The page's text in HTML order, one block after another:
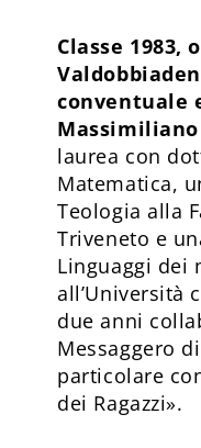
Classe 1983,
conventuale
laurea con
Matematica,
Teologia alla
Triveneto e
Linguaggi dei
all’Università
due anni
Messaggero
particolare
dei Ragazzi».